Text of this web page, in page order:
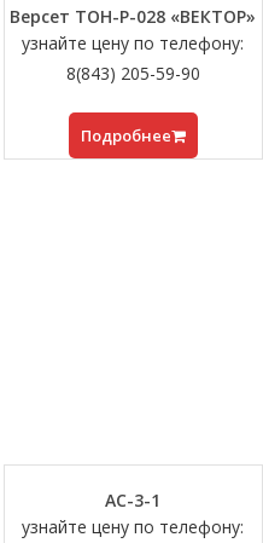
Версет ТОН-Р-028 «ВЕКТОР»
узнайте цену по телефону:
8(843) 205-59-90
Подробнее
АС-3-1
узнайте цену по телефону: